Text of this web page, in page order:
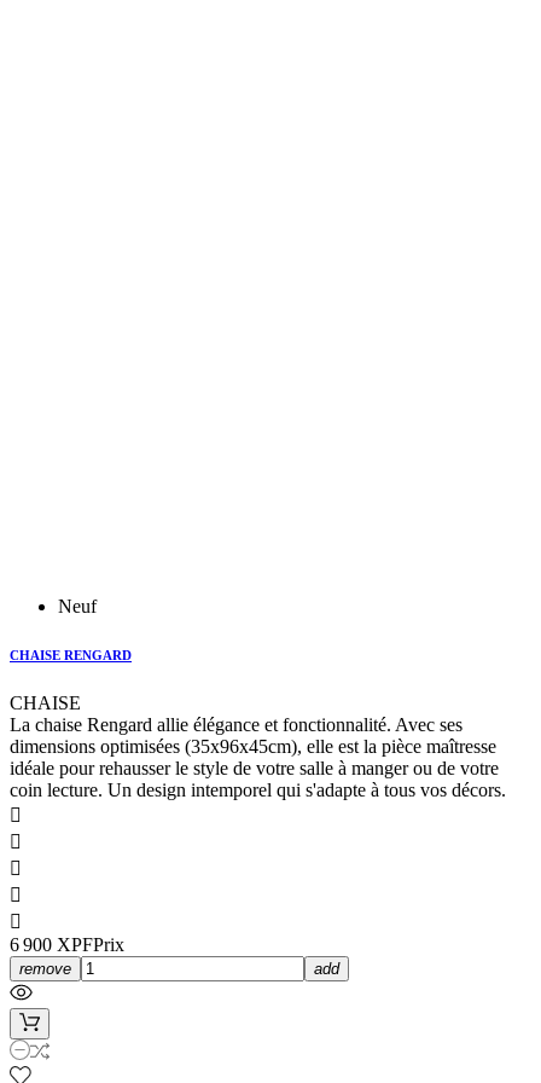
Neuf
CHAISE RENGARD
CHAISE
La chaise Rengard allie élégance et fonctionnalité. Avec ses
dimensions optimisées (35x96x45cm), elle est la pièce maîtresse
idéale pour rehausser le style de votre salle à manger ou de votre
coin lecture. Un design intemporel qui s'adapte à tous vos décors.





6 900 XPFPrix
remove add